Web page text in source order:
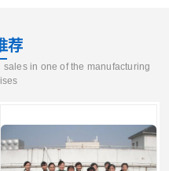
荐
in one of the manufacturing